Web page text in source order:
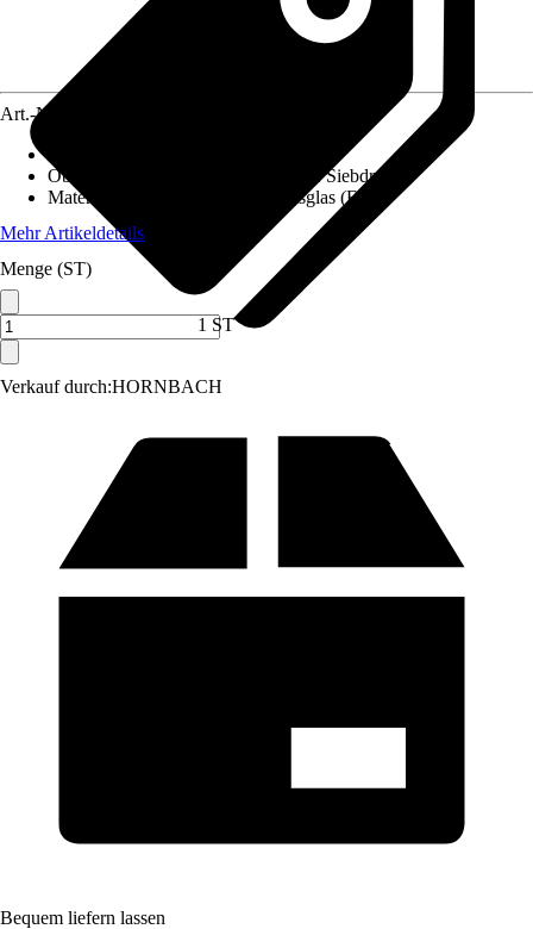
Verkauf durch:HORNBACH
Art.-Nr.
Oberfläche/Oberflächenbehandlung
:Siebdruck
Materialspezifizierung
Sicherheitsglas (ESG)
Mehr Artikeldetails
Menge (ST)
1 ST
Bequem liefern lassen